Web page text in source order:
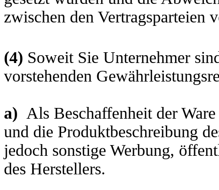
zwischen den Vertragsparteien
(4) Soweit Sie Unternehmer
vorstehenden
a) Als Beschaffenheit der
und die Produktbeschreibung
jedoch sonstige Werbung,
des Herstellers.